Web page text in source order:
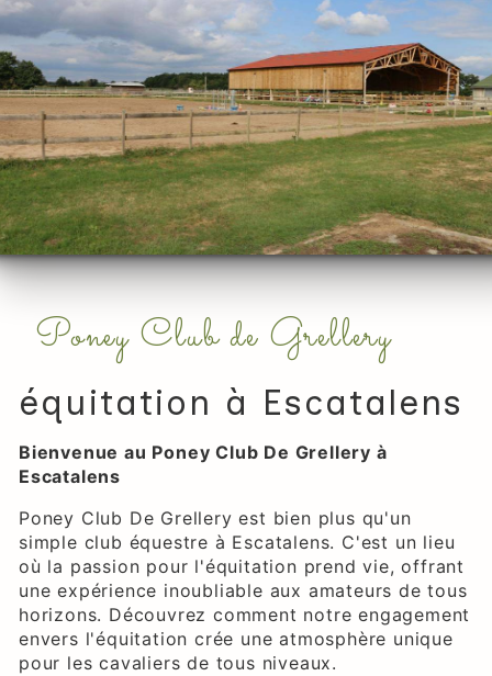
Poney Club de Grellery
équitation à Escatalens
Bienvenue au Poney Club De Grellery à
Escatalens
Poney Club De Grellery est bien plus qu'un
simple club équestre à Escatalens. C'est un lieu
où la passion pour l'équitation prend vie, offrant
une expérience inoubliable aux amateurs de tous
horizons. Découvrez comment notre engagement
envers l'équitation crée une atmosphère unique
pour les cavaliers de tous niveaux.